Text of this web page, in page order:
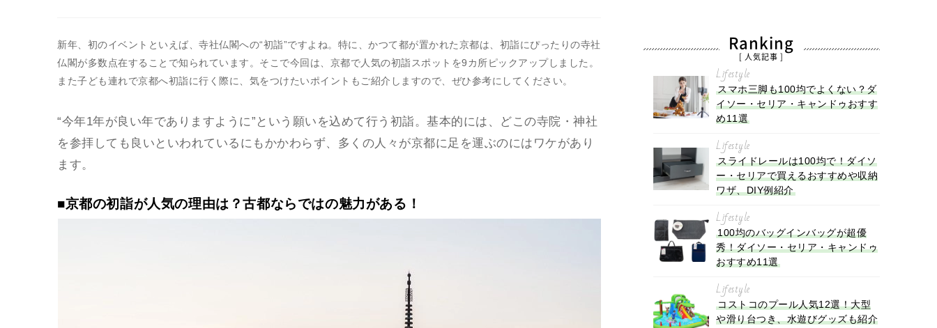
新年、初のイベントといえば、寺社仏閣への“初詣”ですよね。特に、かつて都が置かれた京都は、初詣にぴったりの寺社
仏閣が多数点在することで知られています。そこで今回は、京都で人気の初詣スポットを9カ所ピックアップしました。
また子ども連れで京都へ初詣に行く際に、気をつけたいポイントもご紹介しますので、ぜひ参考にしてください。
“今年1年が良い年でありますように”という願いを込めて行う初詣。基本的には、どこの寺院・神社
を参拝しても良いといわれているにもかかわらず、多くの人々が京都に足を運ぶのにはワケがあり
ます。
■京都の初詣が人気の理由は？古都ならではの魅力がある！
Ranking
[ 人気記事 ]
Lifestyle
スマホ三脚も100均でよくない？ダ
イソー・セリア・キャンドゥおすす
め11選
Lifestyle
スライドレールは100均で！ダイソ
ー・セリアで買えるおすすめや収納
ワザ、DIY例紹介
Lifestyle
100均のバッグインバッグが超優
秀！ダイソー・セリア・キャンドゥ
おすすめ11選
Lifestyle
コストコのプール人気12選！大型
や滑り台つき、水遊びグッズも紹介